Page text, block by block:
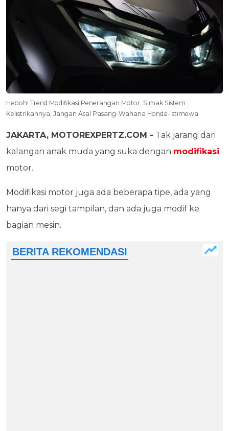
Heboh! Trend Modifikasi Penerangan Motor, Simak Sistem
Kelistrikannya, Jangan Asal Pasang-Wahana Honda-Istimewa
JAKARTA, MOTOREXPERTZ.COM - Tak jarang dari
kalangan anak muda yang suka dengan modifikasi
motor.
Modifikasi motor juga ada beberapa tipe, ada yang
hanya dari segi tampilan, dan ada juga modif ke
bagian mesin.